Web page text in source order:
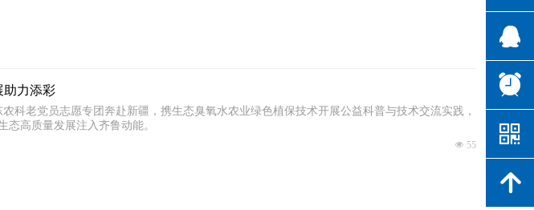
助力添彩
科老党员志愿专团奔赴新疆，携生态臭氧水农业绿色植保技术开展公益科普与技术交流实践，
高质量发展注入齐鲁动能。
넶 55
뀩
뀥
낃
녕